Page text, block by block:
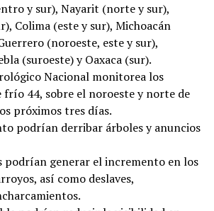
y sur), Nayarit (norte y sur),
Colima (este y sur), Michoacán
(noroeste, este y sur),
(suroeste) y Oaxaca (sur).
Nacional monitorea los
44, sobre el noroeste y norte de
próximos tres días.
podrían derribar árboles y anuncios
podrían generar el incremento en los
así como deslaves,